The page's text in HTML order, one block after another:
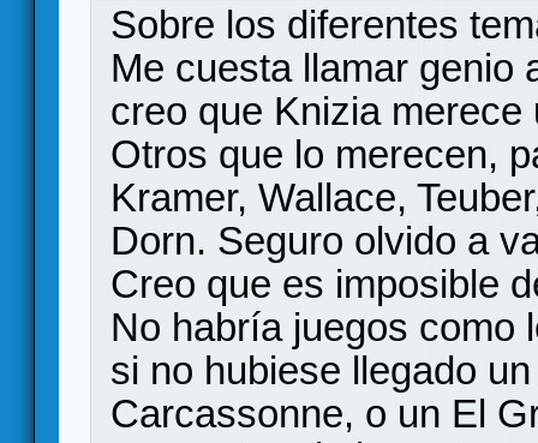
Sobre los diferentes
Me cuesta llamar genio
creo que Knizia
Otros que lo merecen,
Kramer, Wallace,
Dorn. Seguro olvido a
Creo que es imposible
No habría juegos como
si no hubiese llegado
Carcassonne, o un El